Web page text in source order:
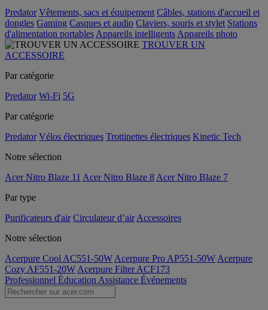
Predator Vêtements, sacs et équipement Câbles, stations d'accueil et
dongles Gaming Casques et audio Claviers, souris et stylet Stations
d'alimentation portables Appareils intelligents Appareils photo
TROUVER UN
ACCESSOIRE
Par catégorie
Predator Wi-Fi 5G
Par catégorie
Predator Vélos électriques Trottinettes électriques Kinetic Tech
Notre sélection
Acer Nitro Blaze 11 Acer Nitro Blaze 8 Acer Nitro Blaze 7
Par type
Purificateurs d'air Circulateur d’air Accessoires
Notre sélection
Acerpure Cool AC551-50W Acerpure Pro AP551-50W Acerpure
Cozy AF551-20W Acerpure Filter ACF173
Professionnel Éducation Assistance Événements